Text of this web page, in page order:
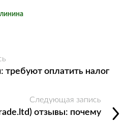
требуют оплатить налог
Следующая запись
отзывы: почему